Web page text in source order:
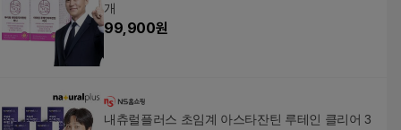
개
99,900원
내츄럴플러스 초임계 아스타잔틴 루테인 클리어 3